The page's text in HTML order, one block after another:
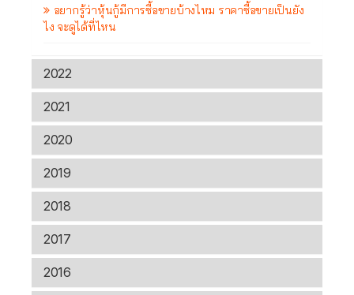
อยากรู้ว่าหุ้นกู้มีการซื้อขายบ้างไหม ราคาซื้อขายเป็นยัง
ไง จะดูได้ที่ไหน
2022
2021
2020
2019
2018
2017
2016